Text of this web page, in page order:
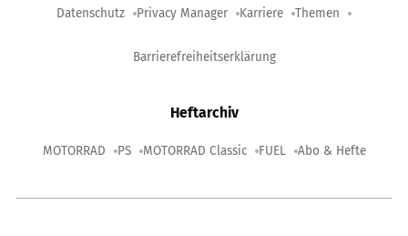
Datenschutz Privacy Manager Karriere Themen
Barrierefreiheitserklärung
Heftarchiv
MOTORRAD PS MOTORRAD Classic FUEL Abo & Hefte